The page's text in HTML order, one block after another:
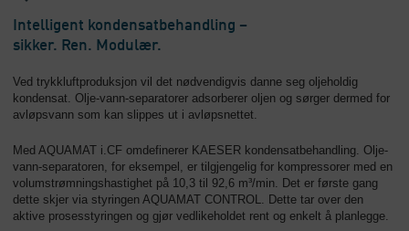
Intelligent kondensatbehandling –
sikker. Ren. Modulær.
Ved trykkluftproduksjon vil det nødvendigvis danne seg oljeholdig
kondensat. Olje-vann-separatorer adsorberer oljen og sørger dermed for
avløpsvann som kan slippes ut i avløpsnettet.
Med AQUAMAT i.CF omdefinerer KAESER kondensatbehandling. Olje-
vann-separatoren, for eksempel, er tilgjengelig for kompressorer med en
volumstrømningshastighet på 10,3 til 92,6 m³/min. Det er første gang
dette skjer via styringen AQUAMAT CONTROL. Dette tar over den
aktive prosesstyringen og gjør vedlikeholdet rent og enkelt å planlegge.